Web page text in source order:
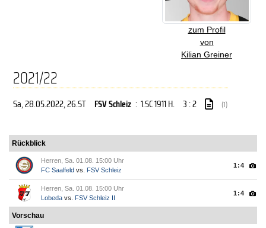
zum Profil
von
Kilian Greiner
2021/22
Sa, 28.05.2022, 26.ST FSV Schleiz : 1.SC 1911 H. 3 : 2 (1)
Rückblick
Herren, Sa. 01.08. 15:00 Uhr
FC Saalfeld vs. FSV Schleiz
1:4
Herren, Sa. 01.08. 15:00 Uhr
Lobeda vs. FSV Schleiz II
1:4
Vorschau